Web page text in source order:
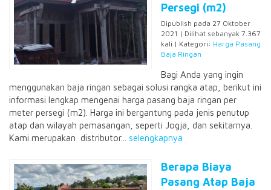
Persegi (m2)
Dipublish pada 27 Oktober
2021 | Dilihat sebanyak 7.367
kali | Kategori: Harga Pasang
Baja Ringan
Bagi Anda yang ingin
menggunakan baja ringan sebagai solusi rangka atap, berikut ini
informasi lengkap mengenai harga pasang baja ringan per
meter persegi (m2). Harga ini bergantung pada jenis penutup
atap dan wilayah pemasangan, seperti Jogja, dan sekitarnya.
Kami merupakan distributor... selengkapnya
Berapa Biaya
Pasang Atap Baja